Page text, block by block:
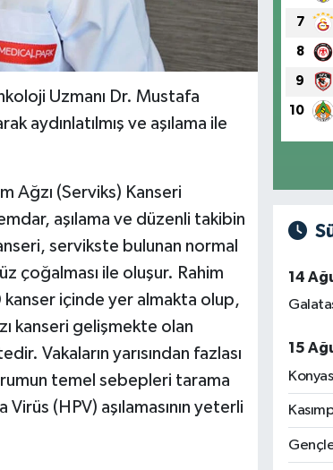
Uzmanı Dr. Mustafa
aydınlatılmış ve aşılama ile
Ağzı (Serviks) Kanseri
aşılama ve düzenli takibin
servikste bulunan normal
çoğalması ile oluşur. Rahim
kanser içinde yer almakta olup,
kanseri gelişmekte olan
Vakaların yarısından fazlası
temel sebepleri tarama
(HPV) aşılamasının yeterli
7
8
9
10
14
15